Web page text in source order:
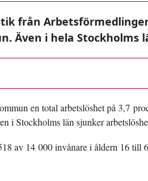
från
Även i hela Stockholms
en total arbetslöshet på 3,7
i Stockholms län sjunker
av 14 000 invånare i åldern 16 till